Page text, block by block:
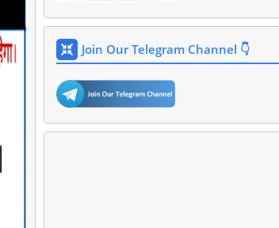
Join Our Telegram Channel 👇